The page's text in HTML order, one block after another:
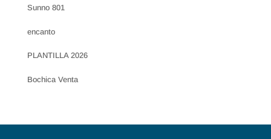
Sunno 801
encanto
PLANTILLA 2026
Bochica Venta